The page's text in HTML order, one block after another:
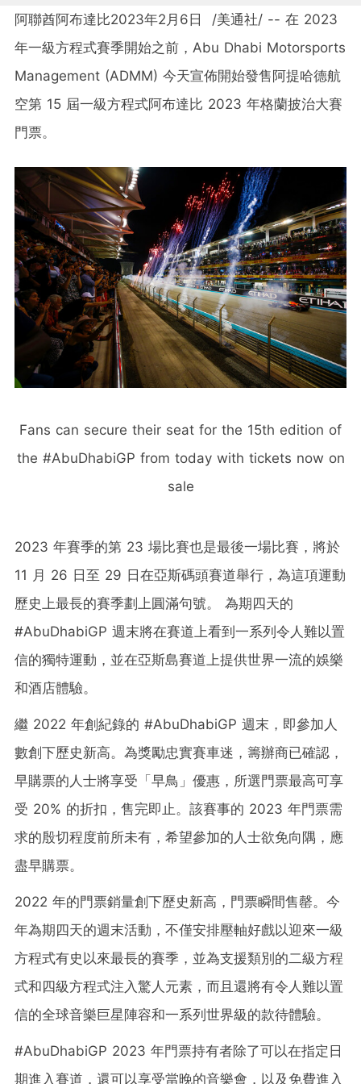
阿聯酋阿布達比2023年2月6日
/美通社/ -- 在 2023
年一級方程式賽季開始之前，Abu Dhabi Motorsports
Management (ADMM) 今天宣佈開始發售阿提哈德航
空第 15 屆一級方程式阿布達比 2023 年格蘭披治大賽
門票。
Fans can secure their seat for the 15th edition of
the #AbuDhabiGP from today with tickets now on
sale
2023 年賽季的第 23 場比賽也是最後一場比賽，將於
11 月 26 日至 29 日在亞斯碼頭賽道舉行，為這項運動
歷史上最長的賽季劃上圓滿句號。 為期四天的
#AbuDhabiGP 週末將在賽道上看到一系列令人難以置
信的獨特運動，並在亞斯島賽道上提供世界一流的娛樂
和酒店體驗。
繼 2022 年創紀錄的 #AbuDhabiGP 週末，即參加人
數創下歷史新高。為獎勵忠實賽車迷，籌辦商已確認，
早購票的人士將享受「早鳥」優惠，所選門票最高可享
受 20% 的折扣，售完即止。該賽事的 2023 年門票需
求的殷切程度前所未有，希望參加的人士欲免向隅，應
盡早購票。
2022 年的門票銷量創下歷史新高，門票瞬間售罄。今
年為期四天的週末活動，不僅安排壓軸好戲以迎來一級
方程式有史以來最長的賽季，並為支援類別的二級方程
式和四級方程式注入驚人元素，而且還將有令人難以置
信的全球音樂巨星陣容和一系列世界級的款待體驗。
#AbuDhabiGP 2023 年門票持有者除了可以在指定日
期進入賽道，還可以享受當晚的音樂會，以及免費進入